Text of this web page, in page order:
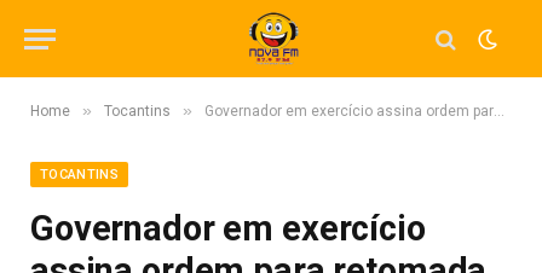
Home » Tocantins » Governador em exercício assina ordem para retomada das obras do Hospital Geral de Gurupi
TOCANTINS
Governador em exercício